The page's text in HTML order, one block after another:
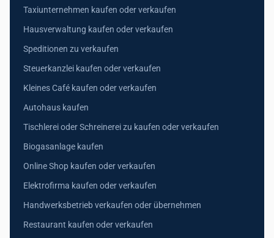
Taxiunternehmen kaufen oder verkaufen
Hausverwaltung kaufen oder verkaufen
Speditionen zu verkaufen
Steuerkanzlei kaufen oder verkaufen
Kleines Café kaufen oder verkaufen
Autohaus kaufen
Tischlerei oder Schreinerei zu kaufen oder verkaufen
Biogasanlage kaufen
Online Shop kaufen oder verkaufen
Elektrofirma kaufen oder verkaufen
Handwerksbetrieb verkaufen oder übernehmen
Restaurant kaufen oder verkaufen